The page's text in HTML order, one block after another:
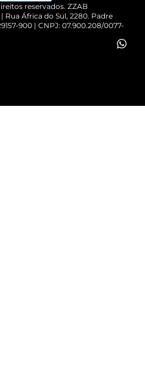
reservados. ZZAB
Rua África do Sul, 2280. Padre
900 | CNPJ: 07.900.208/0077-